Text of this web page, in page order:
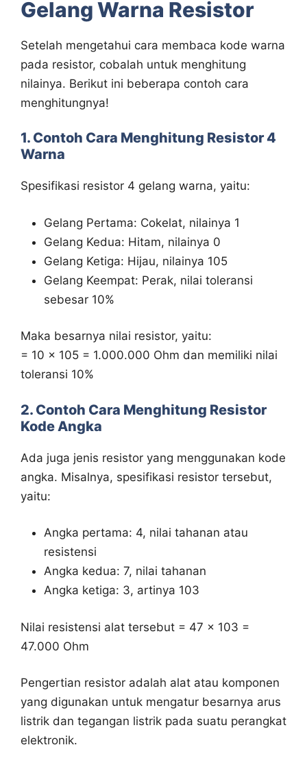
Gelang Warna Resistor
Setelah mengetahui cara membaca kode warna
pada resistor, cobalah untuk menghitung
nilainya. Berikut ini beberapa contoh cara
menghitungnya!
1. Contoh Cara Menghitung Resistor 4
Warna
Spesifikasi resistor 4 gelang warna, yaitu:
Gelang Pertama: Cokelat, nilainya 1
Gelang Kedua: Hitam, nilainya 0
Gelang Ketiga: Hijau, nilainya 105
Gelang Keempat: Perak, nilai toleransi
sebesar 10%
Maka besarnya nilai resistor, yaitu:
= 10 x 105 = 1.000.000 Ohm dan memiliki nilai
toleransi 10%
2. Contoh Cara Menghitung Resistor
Kode Angka
Ada juga jenis resistor yang menggunakan kode
angka. Misalnya, spesifikasi resistor tersebut,
yaitu:
Angka pertama: 4, nilai tahanan atau
resistensi
Angka kedua: 7, nilai tahanan
Angka ketiga: 3, artinya 103
Nilai resistensi alat tersebut = 47 x 103 =
47.000 Ohm
Pengertian resistor adalah alat atau komponen
yang digunakan untuk mengatur besarnya arus
listrik dan tegangan listrik pada suatu perangkat
elektronik.